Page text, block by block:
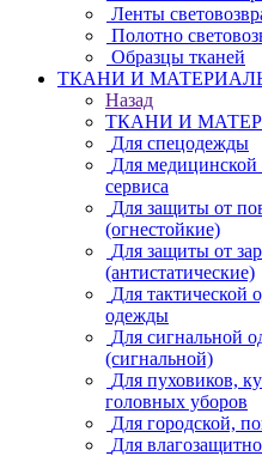
Ленты
Полотно
Образцы тканей
ТКАНИ И
Назад
ТКАНИ И
Для спецодежды
Для
сервиса
Для защиты от
(огнестойкие)
Для защиты от
(антистатические)
Для тактической
одежды
Для сигнальной
(сигнальной)
Для пуховиков,
головных уборов
Для городской,
Для